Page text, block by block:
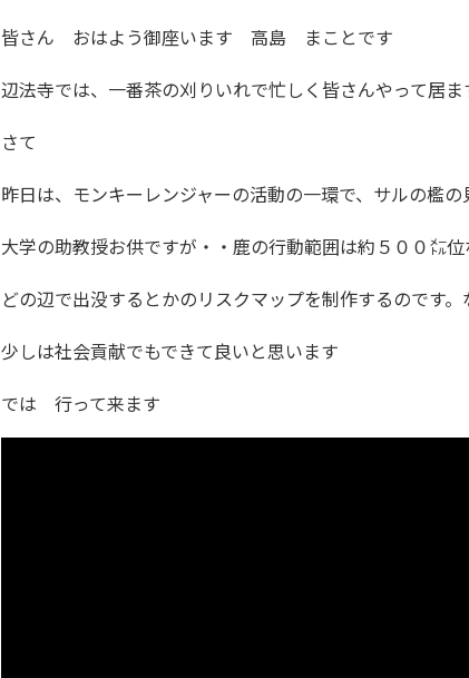
皆さん おはよう御座います 高島 まことです
辺法寺では、一番茶の刈りいれで忙しく皆さんやって居
さて
昨日は、モンキーレンジャーの活動の一環で、サルの檻の
大学の助教授お供ですが・・鹿の行動範囲は約５００㍍
どの辺で出没するとかのリスクマップを制作するのです
少しは社会貢献でもできて良いと思います
では 行って来ます